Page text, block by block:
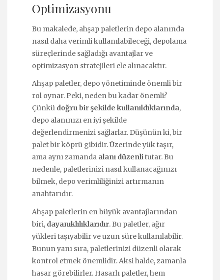
Optimizasyonu
Bu makalede, ahşap paletlerin depo alanında
nasıl daha verimli kullanılabileceği, depolama
süreçlerinde sağladığı avantajlar ve
optimizasyon stratejileri ele alınacaktır.
Ahşap paletler, depo yönetiminde önemli bir
rol oynar. Peki, neden bu kadar önemli?
Çünkü doğru bir şekilde kullanıldıklarında,
depo alanınızı en iyi şekilde
değerlendirmenizi sağlarlar. Düşünün ki, bir
palet bir köprü gibidir. Üzerinde yük taşır,
ama aynı zamanda alanı düzenlitutar. Bu
nedenle, paletlerinizi nasıl kullanacağınızı
bilmek, depo verimliliğinizi artırmanın
anahtarıdır.
Ahşap paletlerin en büyük avantajlarından
biri, dayanıklılıklarıdır. Bu paletler, ağır
yükleri taşıyabilir ve uzun süre kullanılabilir.
Bunun yanı sıra, paletlerinizi düzenli olarak
kontrol etmek önemlidir. Aksi halde, zamanla
hasar görebilirler. Hasarlı paletler, hem